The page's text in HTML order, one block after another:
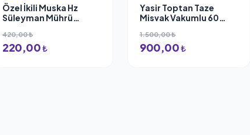
Özel İkili Muska Hz
Süleyman Mührü
Havas Kitaplarından,
Zirve Duası, İsmi Azam,
420,00 ₺
220,00₺
Yasir Toptan Taze
Misvak Vakumlu 60
1.500,00 ₺
900,00₺